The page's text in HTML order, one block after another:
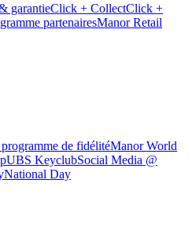
garantieClick + CollectClick +
partenairesManor Retail
de fidélitéManor World
UBS KeyclubSocial Media @
National Day